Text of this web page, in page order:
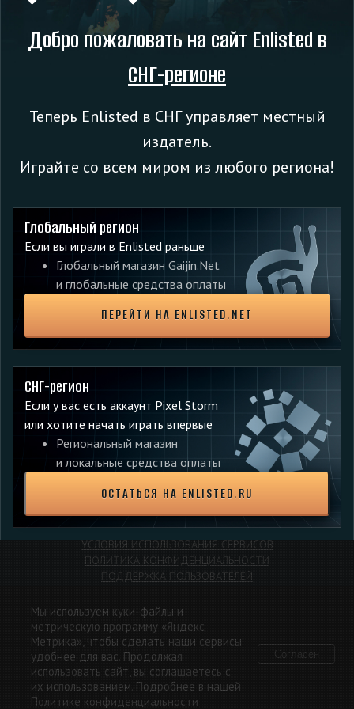
Добро пожаловать на сайт Enlisted в
СНГ-регионе
Теперь Enlisted в СНГ управляет местный
издатель.
Играйте со всем миром из любого региона!
Глобальный регион
Если вы играли в Enlisted раньше
Глобальный магазин Gaijin.Net
и глобальные средства оплаты
ПЕРЕЙТИ НА ENLISTED.NET
СНГ-регион
Если у вас есть аккаунт Pixel Storm
или хотите начать играть впервые
Региональный магазин
и локальные средства оплаты
ОСТАТЬСЯ НА ENLISTED.RU
Исправлена ошибка, из-за которой не
Исправлено отсутствие XeSS на видеокартах
Плющ на зданиях Нормандии теперь горит при
поджоге.
Исправлено местоположение точек возрождения
и минирования в миссии «Лертерский вокзал
(Уничтожение)».
ПОДЕЛИТЕСЬ С ДРУЗЬЯМИ:
Обсудить на форуме
ПРАВОВАЯ ИНФОРМАЦИЯ
УСЛОВИЯ ИСПОЛЬЗОВАНИЯ СЕРВИСОВ
ПОЛИТИКА КОНФИДЕНЦИАЛЬНОСТИ
ПОДДЕРЖКА ПОЛЬЗОВАТЕЛЕЙ
© 2026 ООО «Пиксель Шквал». Игра Enlisted разработана с
использованием объектов интеллектуальной собственности
сторонних правообладателей. Все исключительные права на
объекты интеллектуальной собственности принадлежат
Мы используем куки-файлы и
метрическую программу «Яндекс
Метрика», чтобы сделать наши сервисы
удобнее для вас. Продолжая
использовать сайт, вы соглашаетесь с
их использованием. Подробнее в нашей
Политике конфиденциальности
Согласен